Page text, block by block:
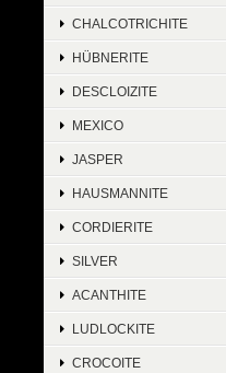
CHALCOTRICHITE
HÜBNERITE
DESCLOIZITE
MEXICO
JASPER
HAUSMANNITE
CORDIERITE
SILVER
ACANTHITE
LUDLOCKITE
CROCOITE